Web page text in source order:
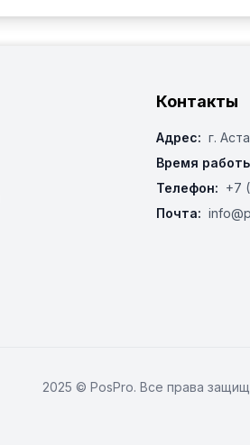
Контакты
Адрес: г.
Время
Телефон: +7
Почта:
2025 © PosPro. Все права